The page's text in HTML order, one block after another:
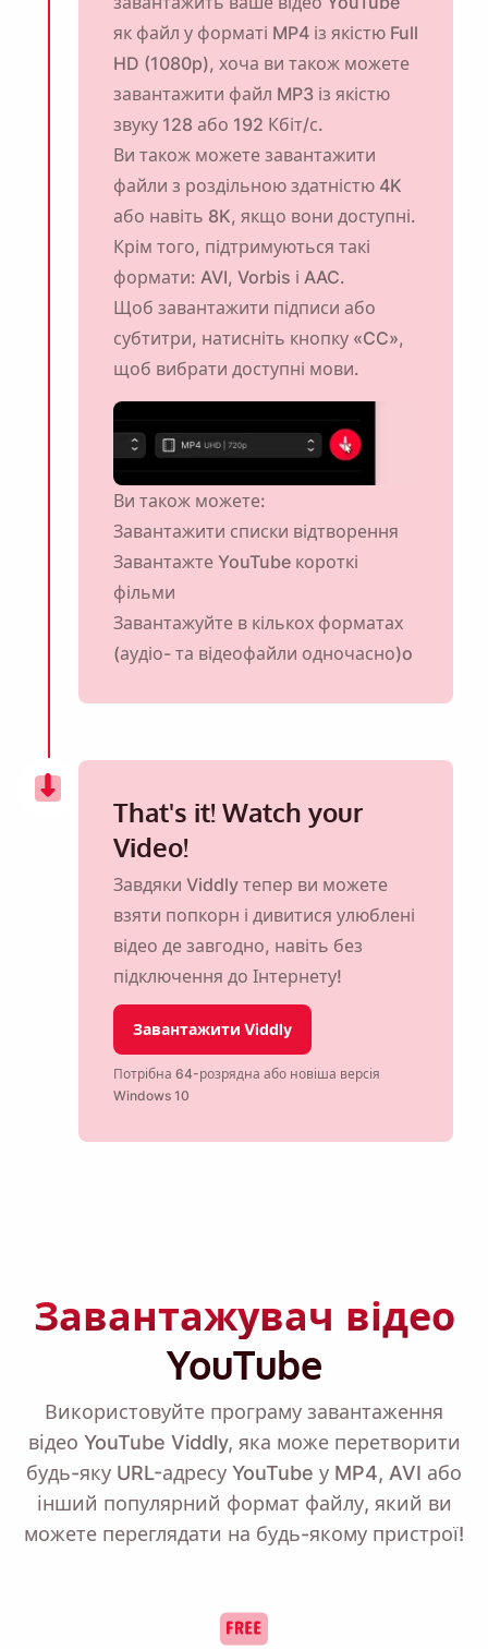
як файл у форматі MP4 із якістю Full
HD (1080p), хоча ви також можете
завантажити файл MP3 із якістю
звуку 128 або 192 Кбіт/с.
Ви також можете завантажити
файли з роздільною здатністю 4K
або навіть 8K, якщо вони доступні.
Крім того, підтримуються такі
формати: AVI, Vorbis і AAC.
Щоб завантажити підписи або
субтитри, натисніть кнопку «CC»,
щоб вибрати доступні мови.
Ви також можете:
Завантажити списки відтворення
Завантажте YouTube короткі
фільми
Завантажуйте в кількох форматах
(аудіо- та відеофайли одночасно)o
That's it! Watch your
Video!
Завдяки Viddly тепер ви можете
взяти попкорн і дивитися улюблені
відео де завгодно, навіть без
підключення до Інтернету!
Завантажити Viddly
Потрібна 64-розрядна або новіша версія
Windows 10
Завантажувач відео
YouTube
Використовуйте програму завантаження
відео YouTube Viddly, яка може перетворити
будь-яку URL-адресу YouTube у MP4, AVI або
інший популярний формат файлу, який ви
можете переглядати на будь-якому пристрої!